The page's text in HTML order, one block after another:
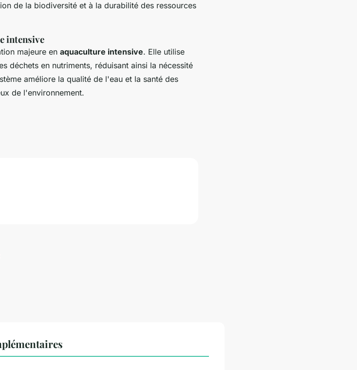
de la biodiversité et à la durabilité des ressources
intensive
majeure en aquaculture intensive. Elle utilise
déchets en nutriments, réduisant ainsi la nécessité
améliore la qualité de l'eau et la santé des
de l'environnement.